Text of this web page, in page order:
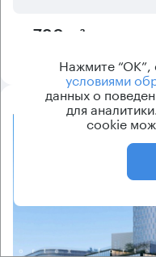
790 м²
Нажмите “ОК”,
условиями
данных о
для
cookie